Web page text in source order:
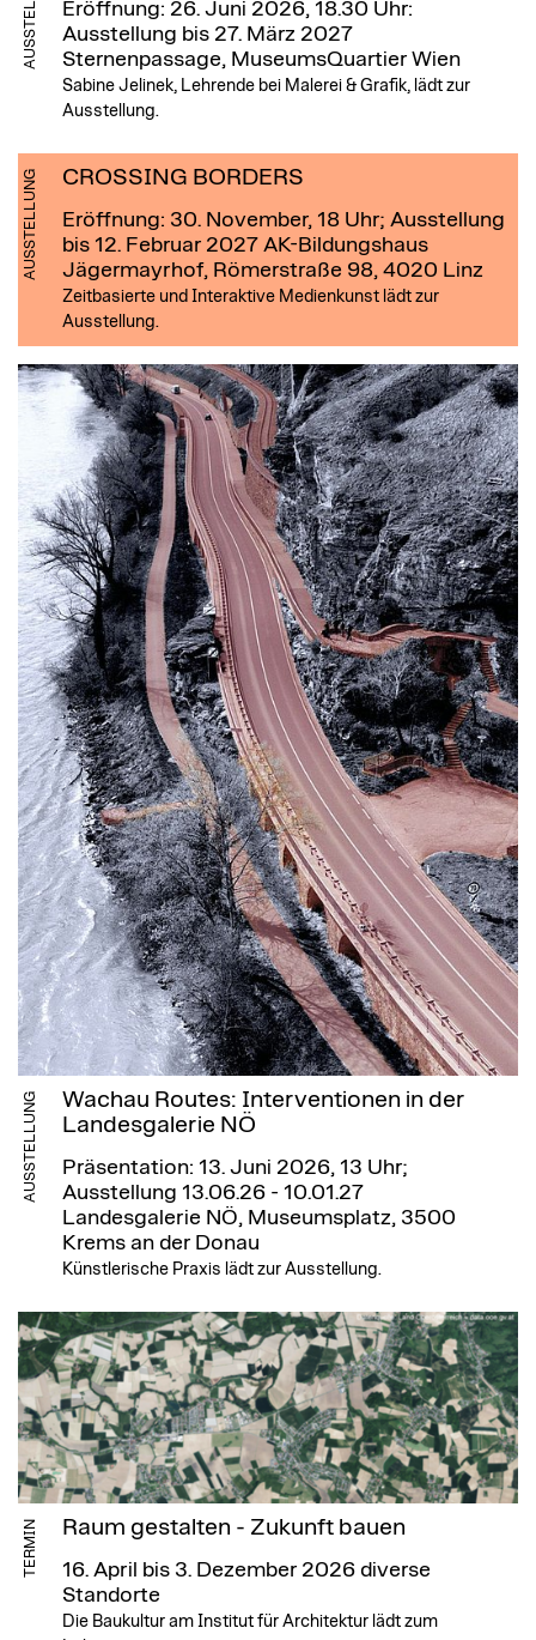
Eröffnung: 26. Juni 2026, 18.30 Uhr:
Ausstellung bis 27. März 2027
Sternenpassage, MuseumsQuartier Wien
Sabine Jelinek, Lehrende bei Malerei & Grafik, lädt zur
Ausstellung.
AUSSTELLUNG CROSSING BORDERS
Eröffnung: 30. November, 18 Uhr; Ausstellung
bis 12. Februar 2027 AK-Bildungshaus
Jägermayrhof, Römerstraße 98, 4020 Linz
Zeitbasierte und Interaktive Medienkunst lädt zur
Ausstellung.
AUSSTELLUNG
Wachau Routes: Interventionen in der
Landesgalerie NÖ
Präsentation: 13. Juni 2026, 13 Uhr;
Ausstellung 13.06.26 - 10.01.27
Landesgalerie NÖ, Museumsplatz, 3500
Krems an der Donau
Künstlerische Praxis lädt zur Ausstellung.
TERMIN Raum gestalten - Zukunft bauen
16. April bis 3. Dezember 2026 diverse
Standorte
Die Baukultur am Institut für Architektur lädt zum